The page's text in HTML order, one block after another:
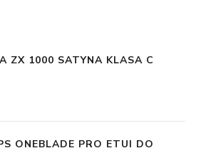
ZX 1000 SATYNA KLASA C
ONEBLADE PRO ETUI DO